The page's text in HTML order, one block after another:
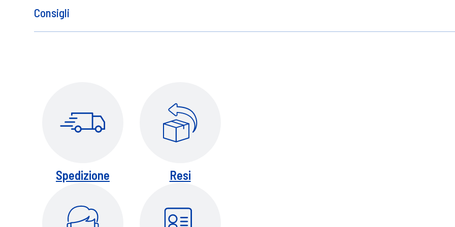
Consigli
Assicurarsi che la pelle sia pulita e asciutta prima dell'uso. Cambiare il pannolone
Spedizione Resi